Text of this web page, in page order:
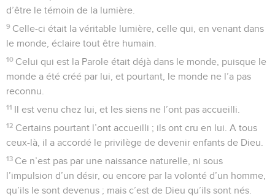
d’être le témoin de la lumière.
9 Celle-ci était la véritable lumière, celle qui, en venant dans
le monde, éclaire tout être humain.
10 Celui qui est la Parole était déjà dans le monde, puisque le
monde a été créé par lui, et pourtant, le monde ne l’a pas
reconnu.
11 Il est venu chez lui, et les siens ne l’ont pas accueilli.
12 Certains pourtant l’ont accueilli ; ils ont cru en lui. A tous
ceux-là, il a accordé le privilège de devenir enfants de Dieu.
13 Ce n’est pas par une naissance naturelle, ni sous
l’impulsion d’un désir, ou encore par la volonté d’un homme,
qu’ils le sont devenus ; mais c’est de Dieu qu’ils sont nés.